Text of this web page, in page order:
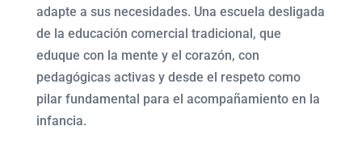
adapte a sus necesidades. Una escuela desligada
de la educación comercial tradicional, que
eduque con la mente y el corazón, con
pedagógicas activas y desde el respeto como
pilar fundamental para el acompañamiento en la
infancia.